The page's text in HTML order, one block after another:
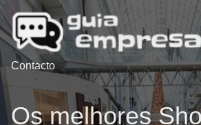
Contacto
Os melhores